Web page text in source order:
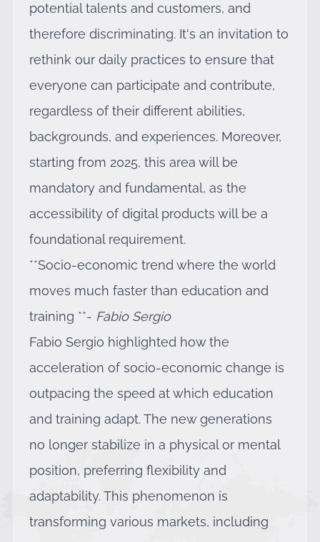
potential talents and customers, and
therefore discriminating. It's an invitation to
rethink our daily practices to ensure that
everyone can participate and contribute,
regardless of their different abilities,
backgrounds, and experiences. Moreover,
starting from 2025, this area will be
mandatory and fundamental, as the
accessibility of digital products will be a
foundational requirement.
**Socio-economic trend where the world
moves much faster than education and
training **- Fabio Sergio
Fabio Sergio highlighted how the
acceleration of socio-economic change is
outpacing the speed at which education
and training adapt. The new generations
no longer stabilize in a physical or mental
position, preferring flexibility and
adaptability. This phenomenon is
transforming various markets, including